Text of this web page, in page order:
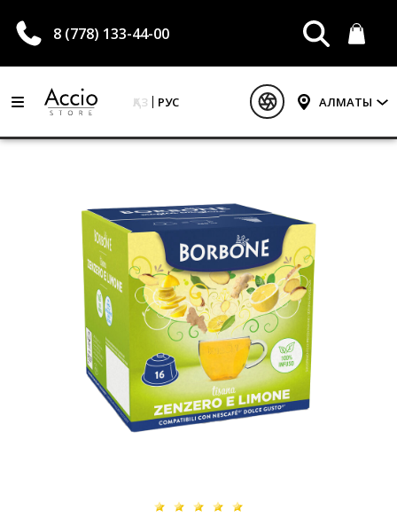
8 (778) 133-44-00
ҚАЗ РУС АЛМАТЫ